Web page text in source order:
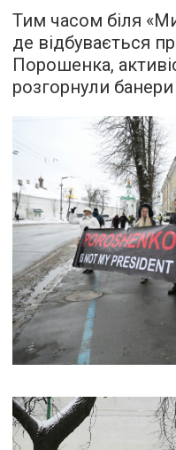
Тим часом біля
де відбувається
Порошенка,
розгорнули